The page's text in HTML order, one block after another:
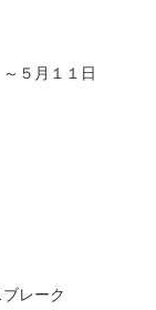
５月１１日
レーク